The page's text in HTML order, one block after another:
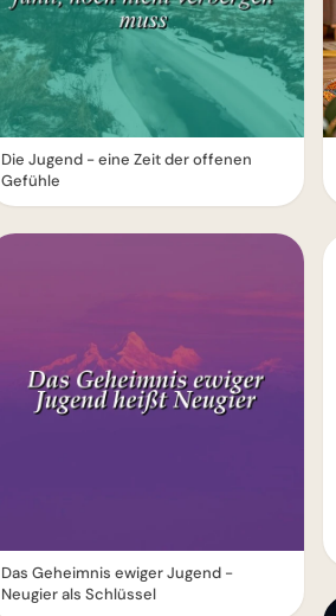
Die Jugend - eine Zeit der offenen
Gefühle
Das Geheimnis ewiger Jugend -
Neugier als Schlüssel